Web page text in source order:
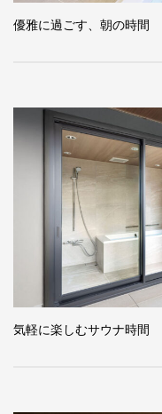
優雅に過ごす、朝の時間
気軽に楽しむサウナ時間